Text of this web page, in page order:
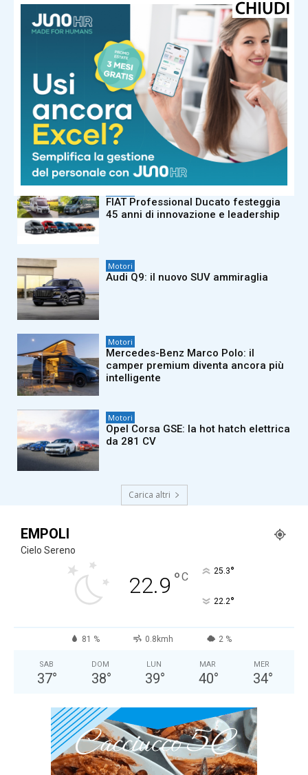
Motori
Chery TIGGO 9 debutta in Italia
Motori
FIAT Grande Panda protagonista del
Jova Summer Party 2026
FIAT Professional Ducato festeggia
45 anni di innovazione e leadership
Motori
Audi Q9: il nuovo SUV ammiraglia
Motori
Mercedes-Benz Marco Polo: il
camper premium diventa ancora più
intelligente
Motori
Opel Corsa GSE: la hot hatch elettrica
da 281 CV
Carica altri
EMPOLI
Cielo Sereno
22.9 °C 25.3°
22.2°
81 % 0.8kmh 2 %
SAB
37°
DOM
38°
LUN
39°
MAR
40°
MER
34°